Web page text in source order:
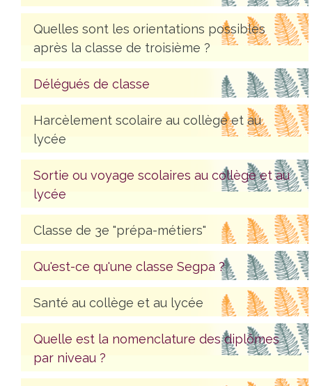
Quelles sont les orientations possibles
après la classe de troisième ?
Délégués de classe
Harcèlement scolaire au collège et au
lycée
Sortie ou voyage scolaires au collège et au
lycée
Classe de 3e "prépa-métiers"
Qu'est-ce qu'une classe Segpa ?
Santé au collège et au lycée
Quelle est la nomenclature des diplômes
par niveau ?